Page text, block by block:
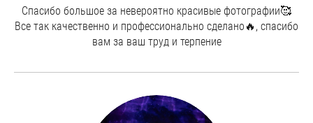
Спасибо большое за невероятно красивые фотографии🥰
Все так качественно и профессионально сделано🔥, спасибо
вам за ваш труд и терпение